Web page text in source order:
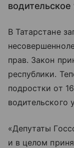
В Татарстане
прав. Закон
республики.
подростки от
водительского
«Депутаты
и в целом